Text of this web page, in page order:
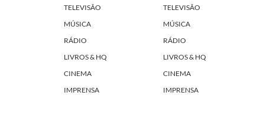
TELEVISÃO
MÚSICA
RÁDIO
LIVROS & HQ
CINEMA
IMPRENSA
TELEVISÃO
MÚSICA
RÁDIO
LIVROS & HQ
CINEMA
IMPRENSA